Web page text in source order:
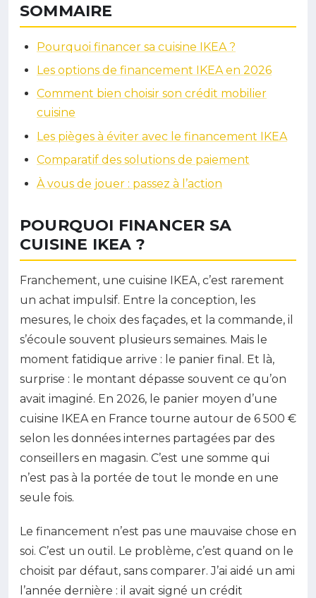
SOMMAIRE
Pourquoi financer sa cuisine IKEA ?
Les options de financement IKEA en 2026
Comment bien choisir son crédit mobilier
cuisine
Les pièges à éviter avec le financement IKEA
Comparatif des solutions de paiement
À vous de jouer : passez à l’action
POURQUOI FINANCER SA
CUISINE IKEA ?
Franchement, une cuisine IKEA, c’est rarement
un achat impulsif. Entre la conception, les
mesures, le choix des façades, et la commande, il
s’écoule souvent plusieurs semaines. Mais le
moment fatidique arrive : le panier final. Et là,
surprise : le montant dépasse souvent ce qu’on
avait imaginé. En 2026, le panier moyen d’une
cuisine IKEA en France tourne autour de 6 500 €
selon les données internes partagées par des
conseillers en magasin. C’est une somme qui
n’est pas à la portée de tout le monde en une
seule fois.
Le financement n’est pas une mauvaise chose en
soi. C’est un outil. Le problème, c’est quand on le
choisit par défaut, sans comparer. J’ai aidé un ami
l’année dernière : il avait signé un crédit